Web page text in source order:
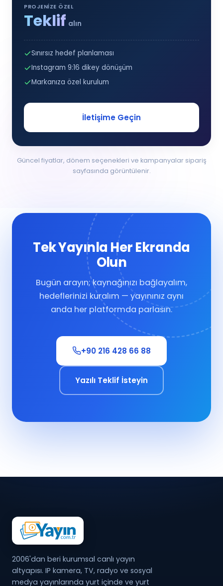
PROJENIZE ÖZEL
Teklif alın
Sınırsız hedef planlaması
Instagram 9:16 dikey dönüşüm
Markanıza özel kurulum
İletişime Geçin
Güncel fiyatlar, dönem seçenekleri ve kampanyalar sipariş
sayfasında görüntülenir.
Tek Yayınla Her Ekranda
Olun
Bugün arayın; kaynağınızı bağlayalım,
hedeflerinizi kuralım — yayınınız aynı
anda her platformda parlasın.
+90 216 428 66 88
Yazılı Teklif İsteyin
2006'dan beri kurumsal canlı yayın
altyapısı. IP kamera, TV, radyo ve sosyal
medya yayınlarında yurt içinde ve yurt